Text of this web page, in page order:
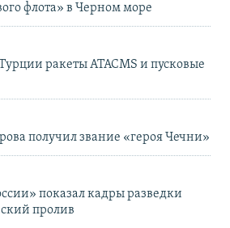
флота» в Черном море
ракеты ATACMS и пусковые
получил звание «героя Чечни»
показал кадры разведки
пролив